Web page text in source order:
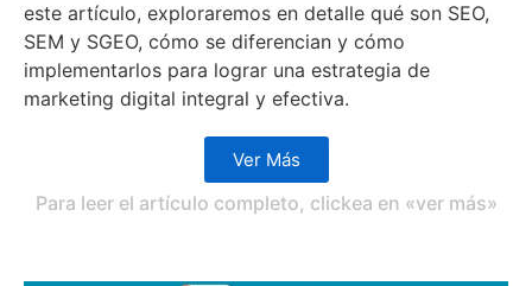
este artículo, exploraremos en detalle qué son SEO,
SEM y SGEO, cómo se diferencian y cómo
implementarlos para lograr una estrategia de
marketing digital integral y efectiva.
Ver Más
Para leer el artículo completo, clickea en «ver más»